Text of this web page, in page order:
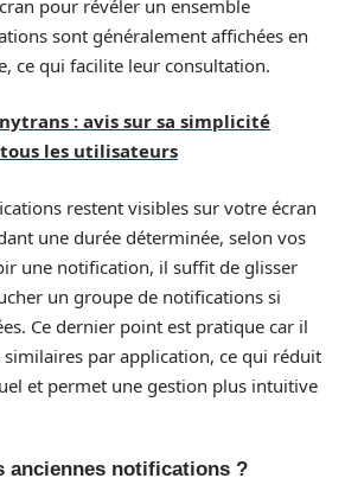
pour révéler un ensemble
sont généralement affichées en
ce qui facilite leur consultation.
: avis sur sa simplicité
les utilisateurs
restent visibles sur votre écran
une durée déterminée, selon vos
une notification, il suffit de glisser
un groupe de notifications si
Ce dernier point est pratique car il
par application, ce qui réduit
et permet une gestion plus intuitive
anciennes notifications ?